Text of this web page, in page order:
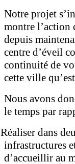
Notre projet
montre l’action
depuis
centre d’éveil
continuité de
cette ville
Nous avons
le temps par
Réaliser dans
infrastructures
d’accueillir au